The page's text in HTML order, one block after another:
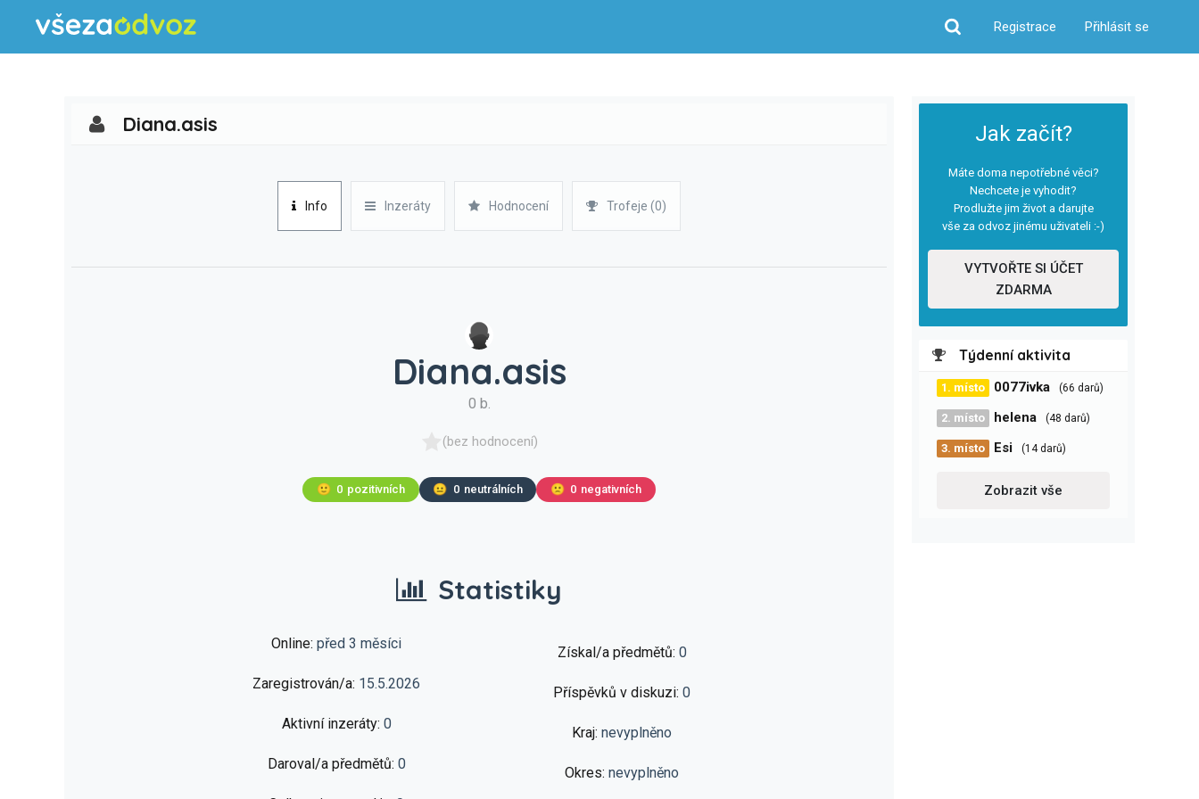
Hledat
Registrace Přihlásit se
Jak začít?
Máte doma nepotřebné věci?
Nechcete je vyhodit?
Prodlužte jim život a darujte
vše za odvoz jinému uživateli :-)
VYTVOŘTE SI ÚČET
ZDARMA
Týdenní aktivita
1. místo 0077ivka (66 darů)
2. místo helena (48 darů)
3. místo Esi (14 darů)
Zobrazit vše
Diana.asis
Info Inzeráty Hodnocení Trofeje (0)
Diana.asis
0 b.
(bez hodnocení)
🙂 0 pozitivních 😐 0 neutrálních 🙁 0 negativních
Statistiky
Online: před 3 měsíci
Zaregistrován/a: 15.5.2026
Aktivní inzeráty: 0
Daroval/a předmětů: 0
Získal/a předmětů: 0
Příspěvků v diskuzi: 0
Kraj: nevyplněno
Okres: nevyplněno